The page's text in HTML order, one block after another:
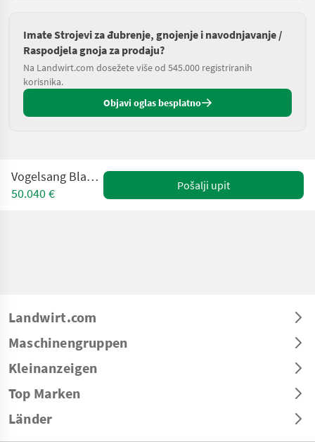
Imate Strojevi za đubrenje, gnojenje i navodnjavanje /
Raspodjela gnoja za prodaju?
Na Landwirt.com dosežete više od 545.000 registriranih
korisnika.
Objavi oglas besplatno
Vogelsang BlackBird Light
50.040 €
Pošalji upit
Landwirt.com
Maschinengruppen
Kleinanzeigen
Top Marken
Länder